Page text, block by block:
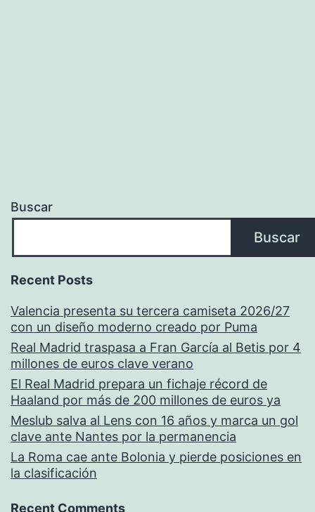
Buscar
Buscar
Recent Posts
Valencia presenta su tercera camiseta 2026/27
con un diseño moderno creado por Puma
Real Madrid traspasa a Fran García al Betis por 4
millones de euros clave verano
El Real Madrid prepara un fichaje récord de
Haaland por más de 200 millones de euros ya
Meslub salva al Lens con 16 años y marca un gol
clave ante Nantes por la permanencia
La Roma cae ante Bolonia y pierde posiciones en
la clasificación
Recent Comments